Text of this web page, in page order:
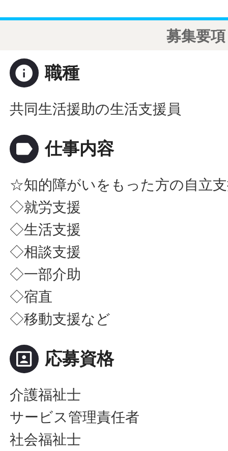
募集要項
info 職種
共同生活援助の生活支援員
label 仕事内容
☆知的障がいをもった方の自立
◇就労支援
◇生活支援
◇相談支援
◇一部介助
◇宿直
◇移動支援など
portrait 応募資格
介護福祉士
サービス管理責任者
社会福祉士